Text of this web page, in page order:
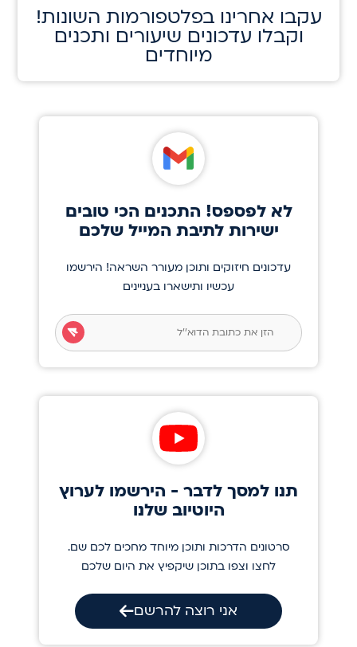
!עקבו אחרינו בפלטפורמות השונות
וקבלו עדכונים שיעורים ותכנים
מיוחדים
לא לפספס! התכנים הכי טובים
ישירות לתיבת המייל שלכם
עדכונים חיזוקים ותוכן מעורר השראה! הירשמו
עכשיו ותישארו בעניינים
תנו למסך לדבר - הירשמו לערוץ
היוטיוב שלנו
סרטונים הדרכות ותוכן מיוחד מחכים לכם שם.
לחצו וצפו בתוכן שיקפיץ את היום שלכם
אני רוצה להרשם